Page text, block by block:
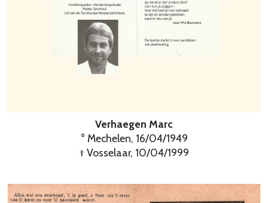
Verhaegen Marc
° Mechelen, 16/04/1949
† Vosselaar, 10/04/1999